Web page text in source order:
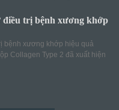
trị bệnh xương khớp
bệnh xương khớp hiệu quả
Collagen Type 2 đã xuất hiện